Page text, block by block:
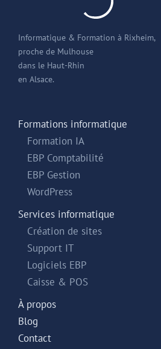
Informatique & Formation à Rixheim,
proche de Mulhouse
dans le Haut-Rhin
en Alsace.
Formations informatique
Formation IA
EBP Comptabilité
EBP Gestion
WordPress
Services informatique
Création de sites
Support IT
Logiciels EBP
Caisse & POS
À propos
Blog
Contact